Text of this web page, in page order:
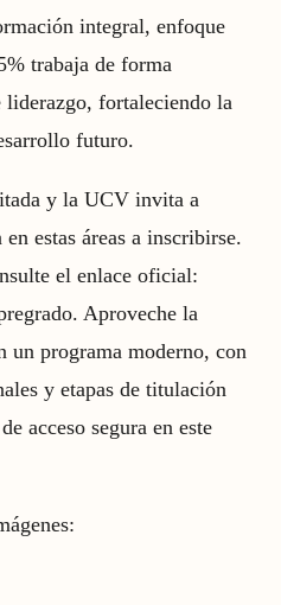
integral, enfoque
trabaja de forma
liderazgo, fortaleciendo la
futuro.
y la UCV invita a
estas áreas a inscribirse.
el enlace oficial:
Aproveche la
un programa moderno, con
y etapas de titulación
acceso segura en este